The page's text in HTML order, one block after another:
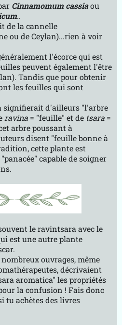
Cinnamomum cassiaou
..
de la cannelle
ou de Ceylan)...rien à voir
l'écorce qui est
peuvent également l'être
Tandis que pour obtenir
les feuilles qui sont
signifierait d'ailleurs "l'arbre
ravina = "feuille" et de tsara =
arbre poussant à
disent "feuille bonne à
cette plante est
capable de soigner
le ravintsara avec le
est une autre plante
ouvrages, même
décrivaient
aromatica" les propriétés
la confusion ! Fais donc
tu achètes des livres